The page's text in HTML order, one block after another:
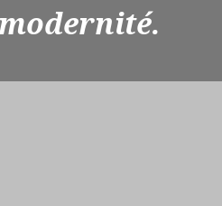
modernité.